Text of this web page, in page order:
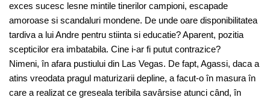
exces sucesc lesne mintile tinerilor campioni, escapade
amoroase si scandaluri mondene. De unde oare disponibilitatea
tardiva a lui Andre pentru stiinta si educatie? Aparent, pozitia
scepticilor era imbatabila. Cine i-ar fi putut contrazice?
Nimeni, în afara pustiului din Las Vegas. De fapt, Agassi, daca a
atins vreodata pragul maturizarii depline, a facut-o în masura în
care a realizat ce greseala teribila savârsise atunci când, în